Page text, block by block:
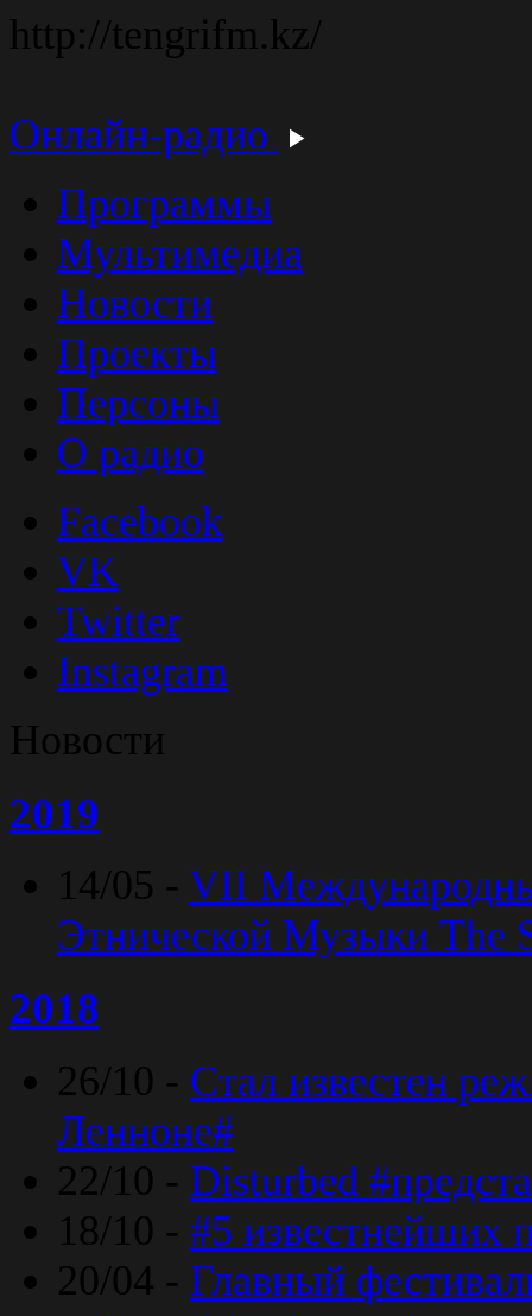
http://tengrifm.kz/
Онлайн-радио
Программы
Мультимедиа
Новости
Проекты
Персоны
О радио
Facebook
VK
Twitter
Instagram
Новости
2019
14/05 - VII
Этнической Музыки The
2018
26/10 - Стал известен
Ленноне#
22/10 - Disturbed
18/10 - #5 известнейших
20/04 - Главный